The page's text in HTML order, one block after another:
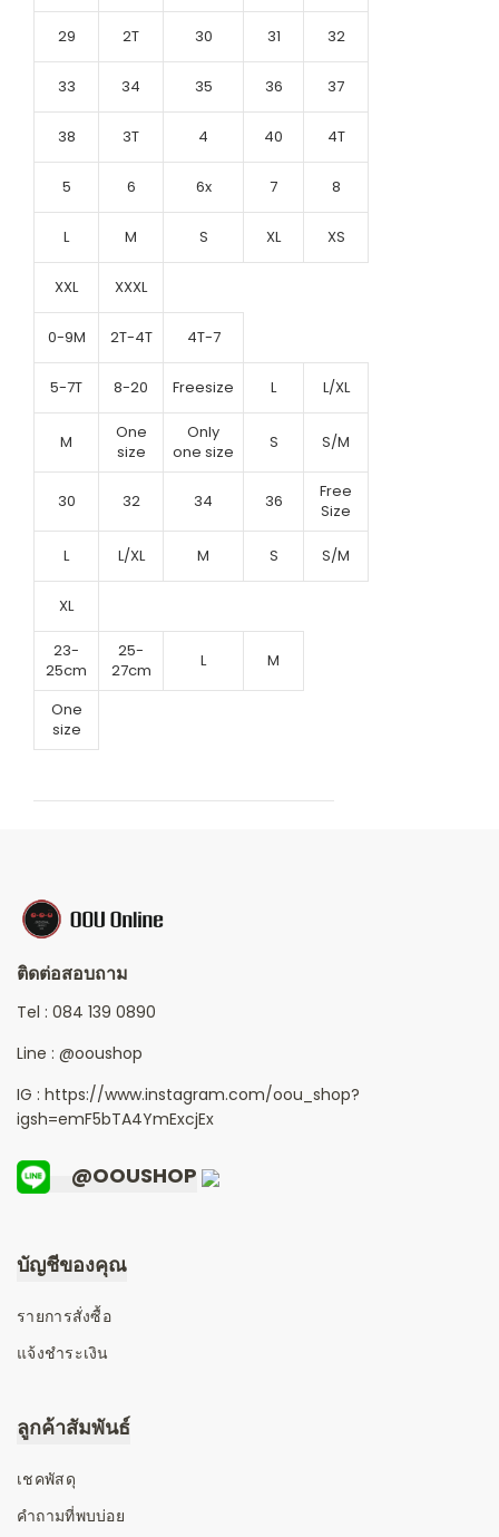
29 2T 30 31 32
33 34 35 36 37
38 3T 4 40 4T
5 6 6x 7 8
L M S XL XS
XXL XXXL
0-9M 2T-4T 4T-7
5-7T 8-20 Freesize L L/XL
M
One
size
Only
one size
S S/M
30 32 34 36
Free
Size
L L/XL M S S/M
XL
23-
25cm
25-
27cm
L M
One
size
ติดต่อสอบถาม
Tel : 084 139 0890
Line : @ooushop
IG : https://www.instagram.com/oou_shop?
igsh=emF5bTA4YmExcjEx
@OOUSHOP
บัญชีของคุณ
รายการสั่งซื้อ
แจ้งชำระเงิน
ลูกค้าสัมพันธ์
เชคพัสดุ
คำถามที่พบบ่อย